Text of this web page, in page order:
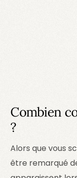
Combien
?
Alors que vous
être remarqué